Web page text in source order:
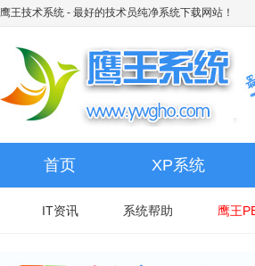
鹰王技术系统 - 最好的技术员纯净系统下载网站！
首页 XP系统
IT资讯 系统帮助 鹰王